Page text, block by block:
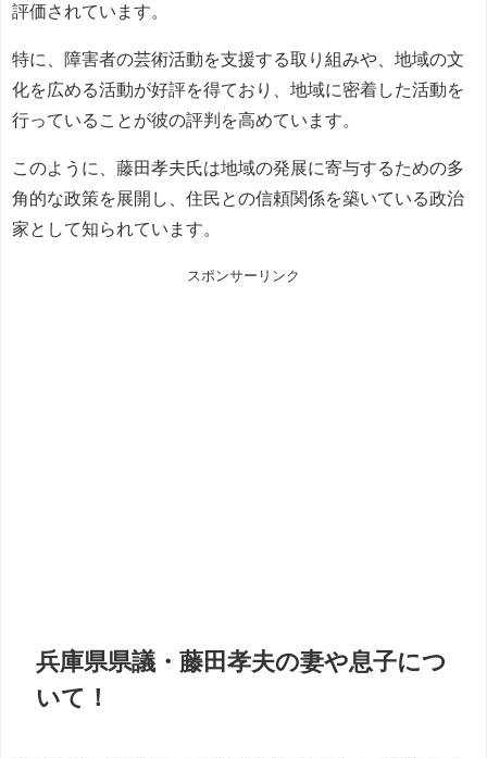
評価されています。
特に、障害者の芸術活動を支援する取り組みや、地域の文
化を広める活動が好評を得ており、地域に密着した活動を
行っていることが彼の評判を高めています。
このように、藤田孝夫氏は地域の発展に寄与するための多
角的な政策を展開し、住民との信頼関係を築いている政治
家として知られています。
スポンサーリンク
兵庫県県議・藤田孝夫の妻や息子につ
いて！